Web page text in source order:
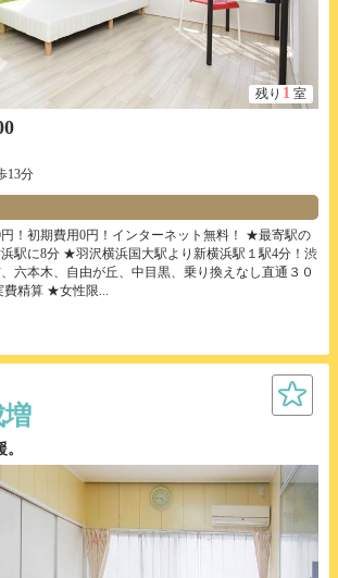
残り 1 室
13分
！初期費用0円！インターネット無料！ ★最寄駅の
駅に8分 ★羽沢横浜国大駅より新横浜駅１駅4分！渋
六本木、自由が丘、中目黒、乗り換えなし直通３０
精算 ★女性限...